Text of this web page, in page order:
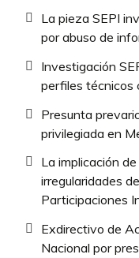
La pieza SEPI
por abuso de
Investigación
perfiles técnicos
Presunta
privilegiada en
La implicación
irregularidades
Participaciones
Exdirectivo de
Nacional por